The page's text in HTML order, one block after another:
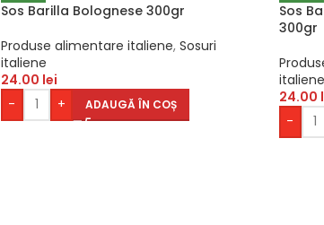
Sos Barilla Bolognese 300gr
Produse alimentare italiene, Sosuri
italiene
24.00 lei
-
+ ADAUGĂ ÎN COȘ
Sos
300gr
italiene
24.00
-